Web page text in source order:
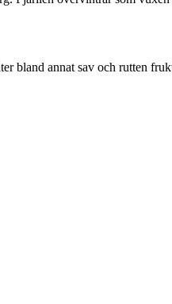
bland annat sav och rutten